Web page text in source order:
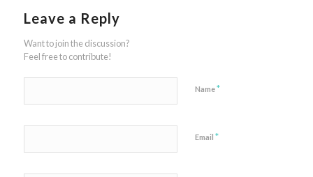
Leave a Reply
Want to join the discussion?
Feel free to contribute!
Name*
Email *